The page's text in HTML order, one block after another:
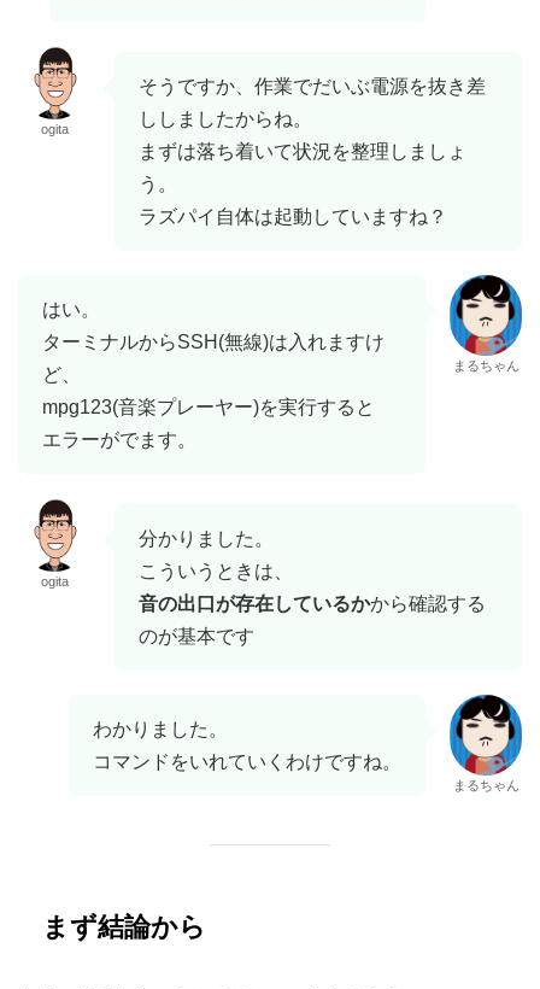
ogita
そうですか、作業でだいぶ電源を抜き差
ししましたからね。
まずは落ち着いて状況を整理しましょ
う。
ラズパイ自体は起動していますね？
はい。
ターミナルからSSH(無線)は入れますけ
ど、
mpg123(音楽プレーヤー)を実行すると
エラーがでます。
まるちゃん
ogita
分かりました。
こういうときは、
音の出口が存在しているかから確認する
のが基本です
わかりました。
コマンドをいれていくわけですね。
まるちゃん
まず結論から